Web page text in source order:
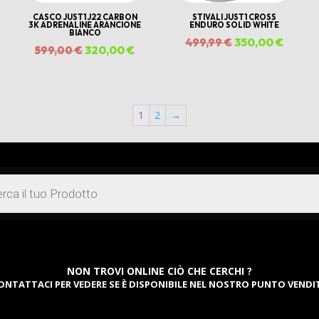
CASCO JUST1 J22 CARBON
3K ADRENALINE ARANCIONE
BIANCO
599,00€Il
599,00 €.
320,00€Il
è:
320,00 €.
STIVALI JUST1 CROSS
ENDURO SOLID WHITE
499,99€Il
350,00€Il
1 2 →
NON TROVI ONLINE CIÒ CHE CERCHI ?
PER VEDERE SE È DISPONIBILE NEL NOSTRO PUNTO